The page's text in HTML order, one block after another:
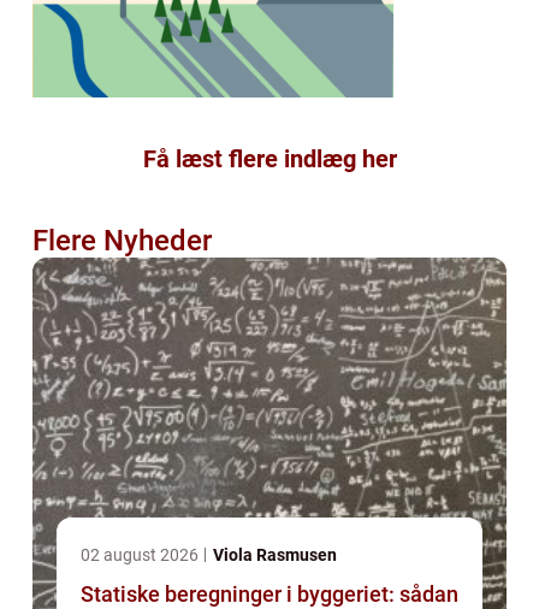
Få læst flere indlæg her
Flere Nyheder
02 august 2026 Viola Rasmusen
Statiske beregninger i byggeriet: sådan